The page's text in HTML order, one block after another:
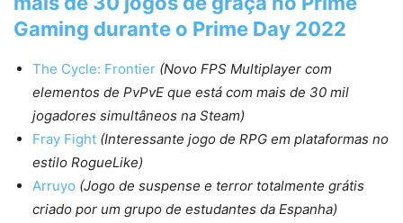
Gaming durante o Prime Day 2022
The Cycle: Frontier (Novo FPS Multiplayer com
elementos de PvPvE que está com mais de 30 mil
jogadores simultâneos na Steam)
Fray Fight (Interessante jogo de RPG em plataformas no
estilo RogueLike)
Arruyo (Jogo de suspense e terror totalmente grátis
criado por um grupo de estudantes da Espanha)